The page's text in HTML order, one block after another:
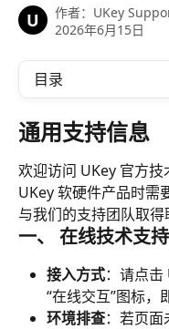
U 作者： UKey
2026年6月15日
目录
通用支持信息
欢迎访问 UKey 官方
UKey 软硬件产品时需
与我们的支持团队取得
一、 在线技术支
接入方式：请点
“在线交互”图标，
环境排查：若页